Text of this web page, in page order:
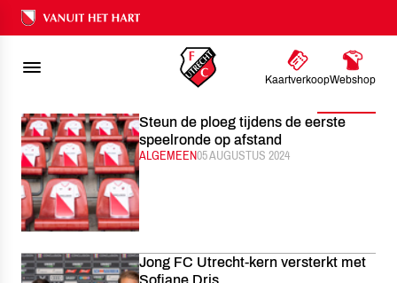
Ons nalatenschap
KaartverkoopWebshop
FC UTRECHT NIEUWS
Steun de ploeg tijdens de eerste
speelronde op afstand
CATEGORIE:
ALGEMEENGEPUBLICEERD:
05 AUGUSTUS 2024
Jong FC Utrecht-kern versterkt met